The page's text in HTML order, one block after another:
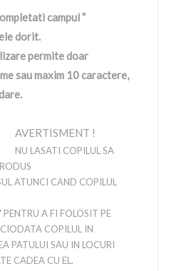
campul ”
dorit.
permite doar
sau maxim 10 caractere,
AVERTISMENT !
NU LASATI COPILUL SA
ATUNCI CAND COPILUL
A FI FOLOSIT PE
COPILUL IN
PATULUI SAU IN LOCURI
CADEA CU EL.